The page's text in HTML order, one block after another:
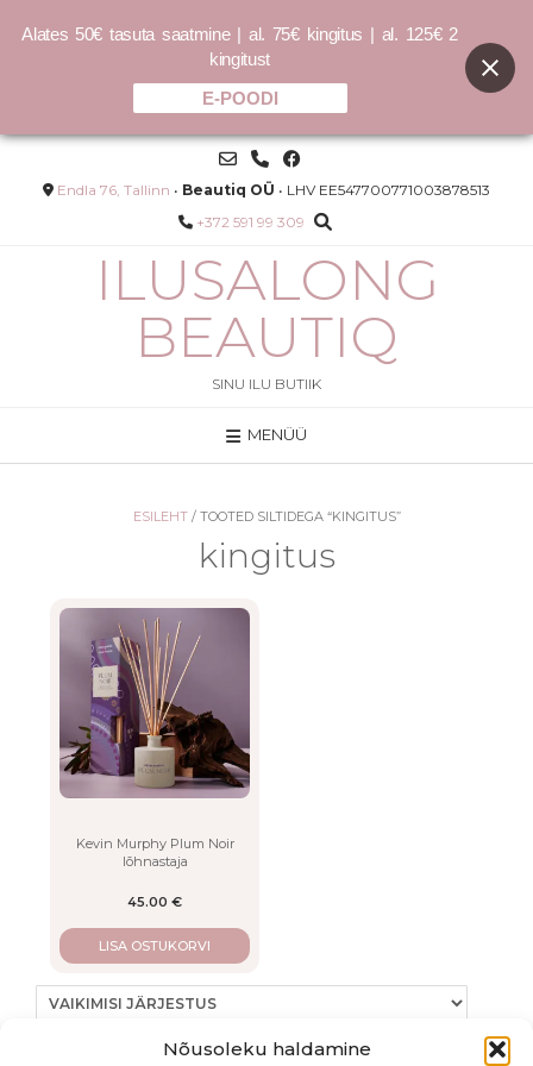
Nõusoleku haldamine
KUUMAKAITSE ALTER EGO ITALY
HI-T SECURITY
66.33€ /L
Skip
contentEndla 76, Tallinn • Beautiq OÜ • LHV EE547700771003878513
+372 591 99 309
ILUSALONG
BEAUTIQ
SINU ILU BUTIIK
MENÜÜ
ESILEHT/ TOOTED SILTIDEGA “KINGITUS”
kingitus
Kevin Murphy Plum Noir
lõhnastaja
45.00 €
LISA OSTUKORVI
Alates 50€ tasuta saatmine | al. 75€ kingitus | al. 125€ 2
kingitust
E-POODI